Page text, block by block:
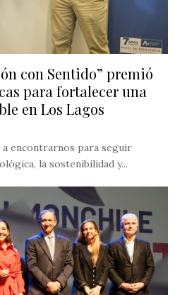
con Sentido” premió
para fortalecer una
en Los Lagos
encontrarnos para seguir
la sostenibilidad y...